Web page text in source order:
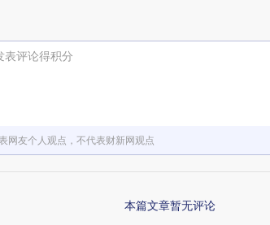
表评论得积分
网友个人观点，不代表财新网观点
本篇文章暂无评论